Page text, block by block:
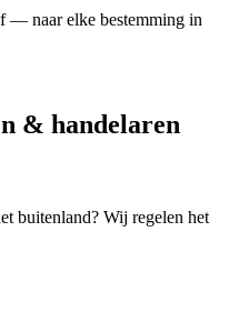
— naar elke bestemming in
& handelaren
buitenland? Wij regelen het